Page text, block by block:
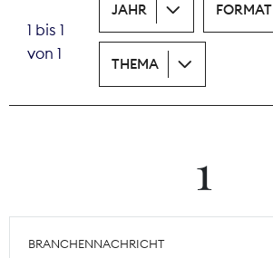
Recht
Tarifpolitik
Theodor-Wolff-Preis
1 bis 1
von 1
JAHR FORMAT
THEMA
1
BRANCHENNACHRICHT